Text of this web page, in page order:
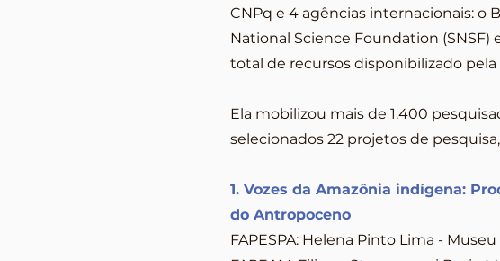
CNPq e 4 agências internacionais: o
National Science Foundation (SNSF)
total de recursos disponibilizado
Ela mobilizou mais de 1.400
selecionados 22 projetos de
1. Vozes da Amazônia indígena:
do Antropoceno
FAPESPA: Helena Pinto Lima -